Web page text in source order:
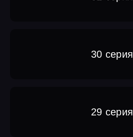
30 серия
29 серия